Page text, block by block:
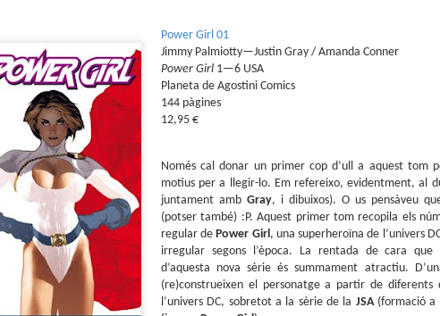
Power Girl 01
Jimmy Palmiotty—Justin Gray / Amanda Conner
Power Girl 1—6 USA
Planeta de Agostini Comics
144 pàgines
12,95 €
Només cal donar un primer cop d’ull a aquest tom
motius per a llegir-lo. Em refereixo, evidentment, al
juntament amb Gray, i dibuixos). O us pensàveu
(potser també) :P. Aquest primer tom recopila els
regular dePower Girl, una superheroïna de l’univers
irregular segons l’època. La rentada de cara que
d’aquesta nova sèrie és summament atractiu.
(re)construeixen el personatge a partir de diferents
l’univers DC, sobretot a la sèrie de la JSA(formació a
Abril
En vela / En blanc
Guió i dibuix d’Ana Penyas
Després de l’èxit d’Estamos todas bien (Premi Nacional
Todo bajo el sol (llegit el 2023 al club de lectura), Ana
un assaig gràfic tan necessari com inquietant: En vela /
és només un relat íntim sobre l’insomni, sinó una
sobre com la societat contemporània ha transformat
dormir en un bé de consum o, pitjor encara, en un
productivitat.